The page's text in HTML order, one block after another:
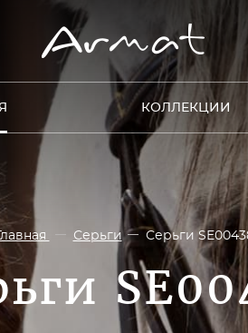
КОЛЛЕКЦИИ
Серьги Серьги